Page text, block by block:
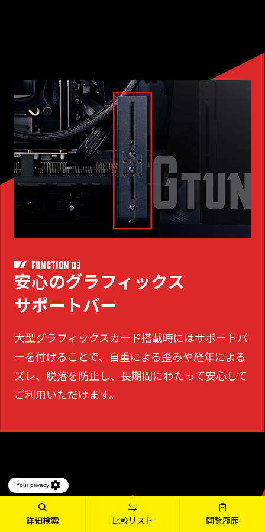
FUNCTION 03
安心のグラフィックス
サポートバー
大型グラフィックスカード搭載時にはサポートバ
ーを付けることで、
自重による歪みや経年による
ズレ、脱落を防止し、長期間にわたって安心して
ご利用いただけます。
詳細検索 比較リスト 閲覧履歴